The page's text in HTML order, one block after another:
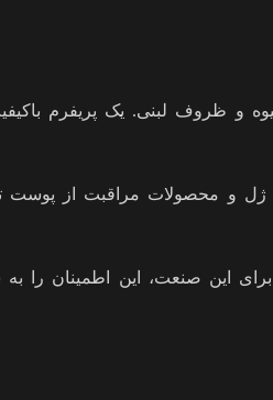
و ظروف لبنی. یک پریفرم
ژل و محصولات مراقبت از پوست
این صنعت، این اطمینان را